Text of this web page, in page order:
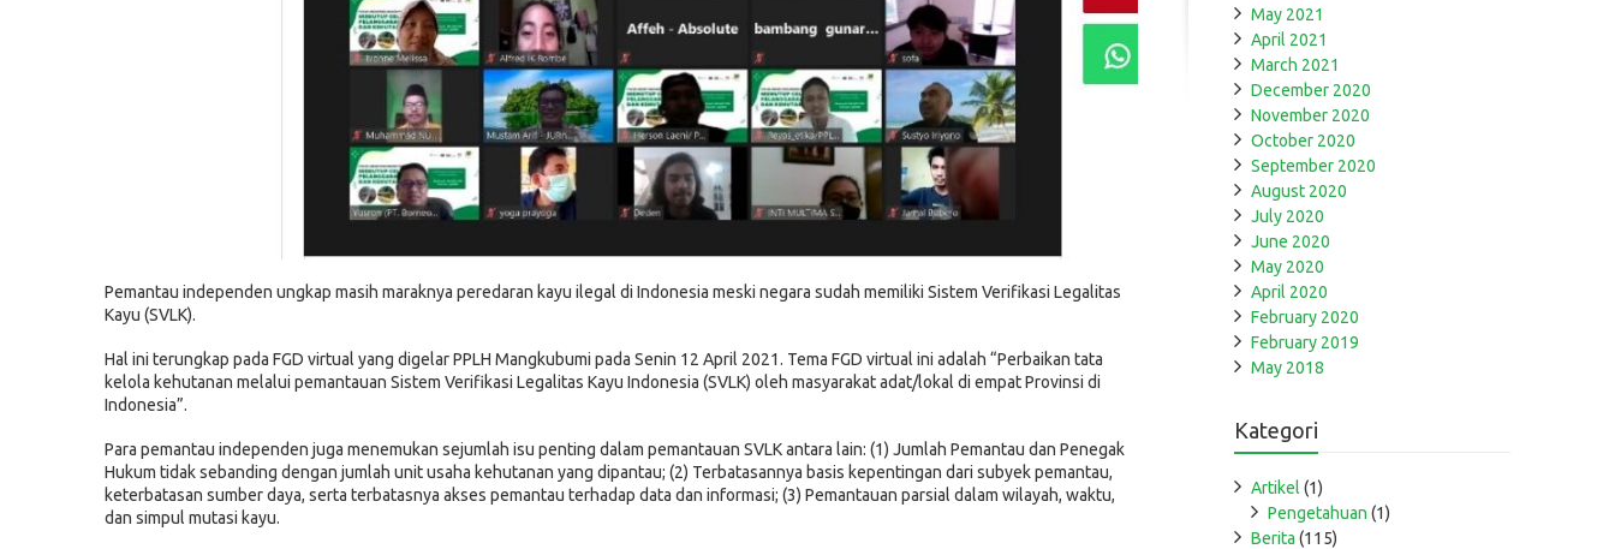
Pemantau independen ungkap masih maraknya peredaran kayu ilegal di Indonesia meski negara sudah memiliki Sistem Verifikasi Legalitas
Kayu (SVLK).
Hal ini terungkap pada FGD virtual yang digelar PPLH Mangkubumi pada Senin 12 April 2021. Tema FGD virtual ini adalah “Perbaikan tata
kelola kehutanan melalui pemantauan Sistem Verifikasi Legalitas Kayu Indonesia (SVLK) oleh masyarakat adat/lokal di empat Provinsi di
Indonesia”.
Para pemantau independen juga menemukan sejumlah isu penting dalam pemantauan SVLK antara lain: (1) Jumlah Pemantau dan Penegak
Hukum tidak sebanding dengan jumlah unit usaha kehutanan yang dipantau; (2) Terbatasannya basis kepentingan dari subyek pemantau,
keterbatasan sumber daya, serta terbatasnya akses pemantau terhadap data dan informasi; (3) Pemantauan parsial dalam wilayah, waktu,
dan simpul mutasi kayu.
May 2021
April 2021
March 2021
December 2020
November 2020
October 2020
September 2020
August 2020
July 2020
June 2020
May 2020
April 2020
February 2020
February 2019
May 2018
Kategori
Artikel (1)
Pengetahuan (1)
Berita (115)